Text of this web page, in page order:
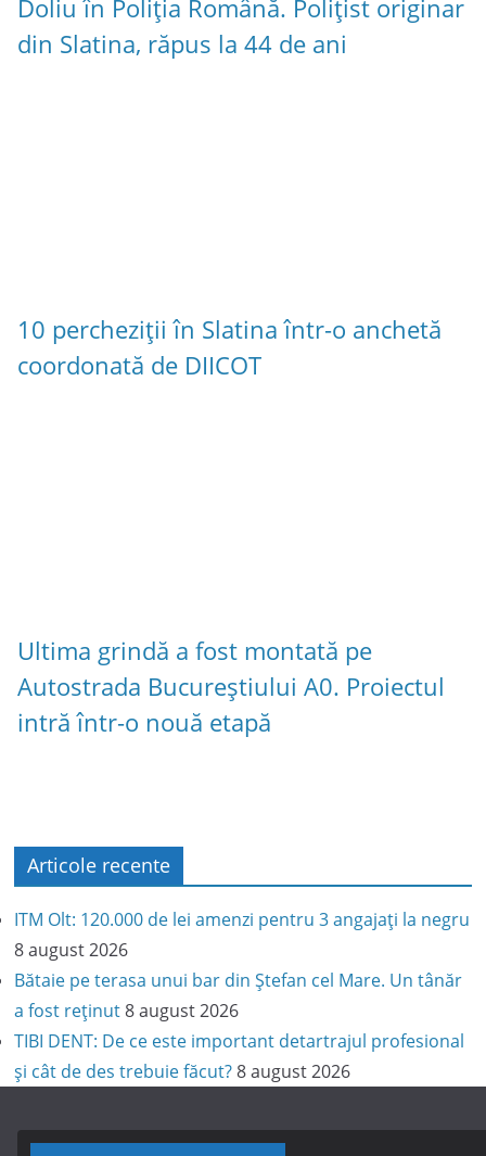
Doliu în Poliția Română. Polițist originar
din Slatina, răpus la 44 de ani
10 percheziții în Slatina într-o anchetă
coordonată de DIICOT
Ultima grindă a fost montată pe
Autostrada Bucureștiului A0. Proiectul
intră într-o nouă etapă
Articole recente
ITM Olt: 120.000 de lei amenzi pentru 3 angajați la negru
8 august 2026
Bătaie pe terasa unui bar din Ștefan cel Mare. Un tânăr
a fost reținut 8 august 2026
TIBI DENT: De ce este important detartrajul profesional
și cât de des trebuie făcut? 8 august 2026